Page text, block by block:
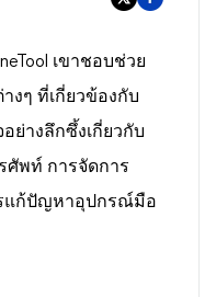
เขาชอบช่วย
งๆ ที่เกี่ยวข้องกับ
ย่างลึกซึ้งเกี่ยวกับ
ศัพท์ การจัดการ
แก้ปัญหาอุปกรณ์มือ